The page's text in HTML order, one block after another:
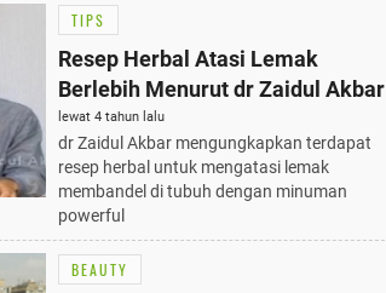
TIPS
Resep Herbal Atasi Lemak
Berlebih Menurut dr Zaidul Akbar
lewat 4 tahun lalu
dr Zaidul Akbar mengungkapkan terdapat
resep herbal untuk mengatasi lemak
membandel di tubuh dengan minuman
powerful
BEAUTY